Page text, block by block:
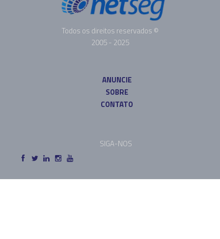
Todos os direitos reservados ©
2005 - 2025
ANUNCIE
SOBRE
CONTATO
SIGA-NOS